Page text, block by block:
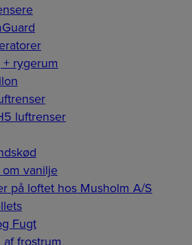
rygerum
luftrenser
vanilje
på loftet hos Musholm A/S
Fugt